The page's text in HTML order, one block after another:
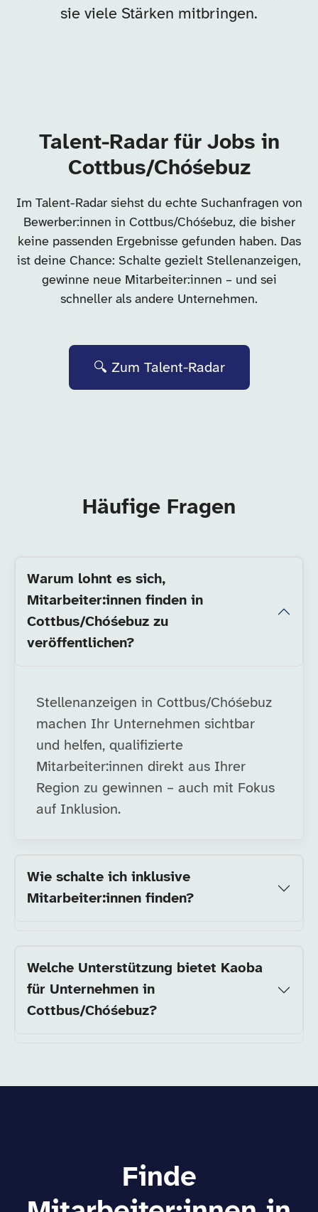
sie viele Stärken mitbringen.
Talent-Radar für Jobs in
Cottbus/Chóśebuz
Im Talent-Radar siehst du echte Suchanfragen von
Bewerber:innen in Cottbus/Chóśebuz, die bisher
keine passenden Ergebnisse gefunden haben. Das
ist deine Chance: Schalte gezielt Stellenanzeigen,
gewinne neue Mitarbeiter:innen – und sei
schneller als andere Unternehmen.
🔍 Zum Talent-Radar
Häufige Fragen
Warum lohnt es sich,
Mitarbeiter:innen finden in
Cottbus/Chóśebuz zu
veröffentlichen?
Stellenanzeigen in Cottbus/Chóśebuz
machen Ihr Unternehmen sichtbar
und helfen, qualifizierte
Mitarbeiter:innen direkt aus Ihrer
Region zu gewinnen – auch mit Fokus
auf Inklusion.
Wie schalte ich inklusive
Mitarbeiter:innen finden?
Welche Unterstützung bietet Kaoba
für Unternehmen in
Cottbus/Chóśebuz?
Finde